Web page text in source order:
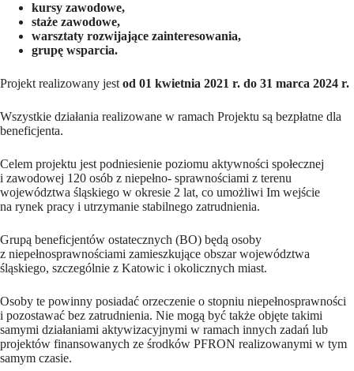
kursy zawodowe,
staże zawodowe,
warsztaty rozwijające zainteresowania,
grupę wsparcia.
Projekt realizowany jest od 01 kwietnia 2021 r. do 31 marca 2024 r.
Wszystkie działania realizowane w ramach Projektu są bezpłatne dla
beneficjenta.
Celem projektu jest podniesienie poziomu aktywności społecznej
i zawodowej 120 osób z niepełno- sprawnościami z terenu
województwa śląskiego w okresie 2 lat, co umożliwi Im wejście
na rynek pracy i utrzymanie stabilnego zatrudnienia.
Grupą beneficjentów ostatecznych (BO) będą osoby
z niepełnosprawnościami zamieszkujące obszar województwa
śląskiego, szczególnie z Katowic i okolicznych miast.
Osoby te powinny posiadać orzeczenie o stopniu niepełnosprawności
i pozostawać bez zatrudnienia. Nie mogą być także objęte takimi
samymi działaniami aktywizacyjnymi w ramach innych zadań lub
projektów finansowanych ze środków PFRON realizowanymi w tym
samym czasie.